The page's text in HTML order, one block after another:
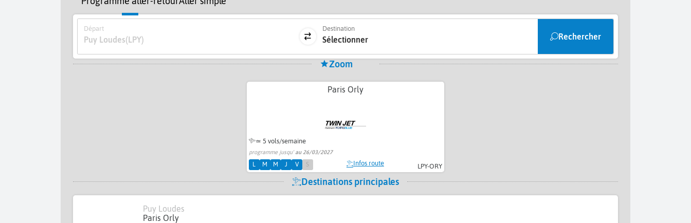
Départ
Puy Loudes(LPY)
Destination
Sélectionner Rechercher
Zoom
LPY-ORY
Paris Orly
≃ 5 vols/semaine
programme jusqu'au 26/03/2027
L M M J V S Infos route
Destinations principales
Puy Loudes
Paris Orly